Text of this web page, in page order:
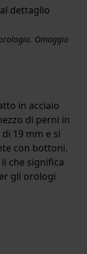
dettaglio
Omaggio
in acciaio
di perni in
19 mm e si
con bottoni.
che significa
gli orologi